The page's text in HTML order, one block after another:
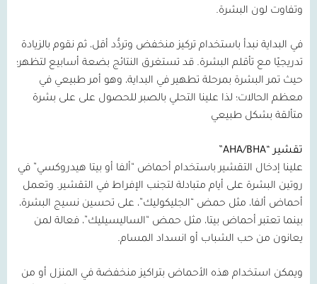
وتفاوت لون البشرة.
في البداية نبدأ باستخدام تركيز منخفض وتردُّد أقل، ثم نقوم بالزيادة
تدريجيًا مع تأقلم البشرة. قد تستغرق النتائج بضعة أسابيع لتظهر؛
حيث تمر البشرة بمرحلة تطهير في البداية، وهو أمر طبيعي في
معظم الحالات؛ لذا علينا التحلي بالصبر للحصول على على بشرة
متألقة بشكل طبيعي
تقشير“AHA/BHA”
علينا إدخال التقشير باستخدام أحماض “ألفا أو بيتا هيدروكسي” في
روتين البشرة على أيام متبادلة لتجنب الإفراط في التقشير. وتعمل
أحماض ألفا، مثل حمض “الجليكوليك”، على تحسين نسيج البشرة،
بينما تعتبر أحماض بيتا، مثل حمض “الساليسيليك”، فعالة لمن
يعانون من حب الشباب أو انسداد المسام.
ويمكن استخدام هذه الأحماض بتراكيز منخفضة في المنزل أو من